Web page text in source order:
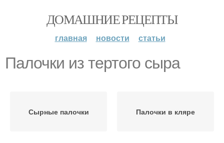
ДОМАШНИЕ РЕЦЕПТЫ
главная новости статьи
Палочки из тертого сыра
Сырные палочки Палочки в кляре